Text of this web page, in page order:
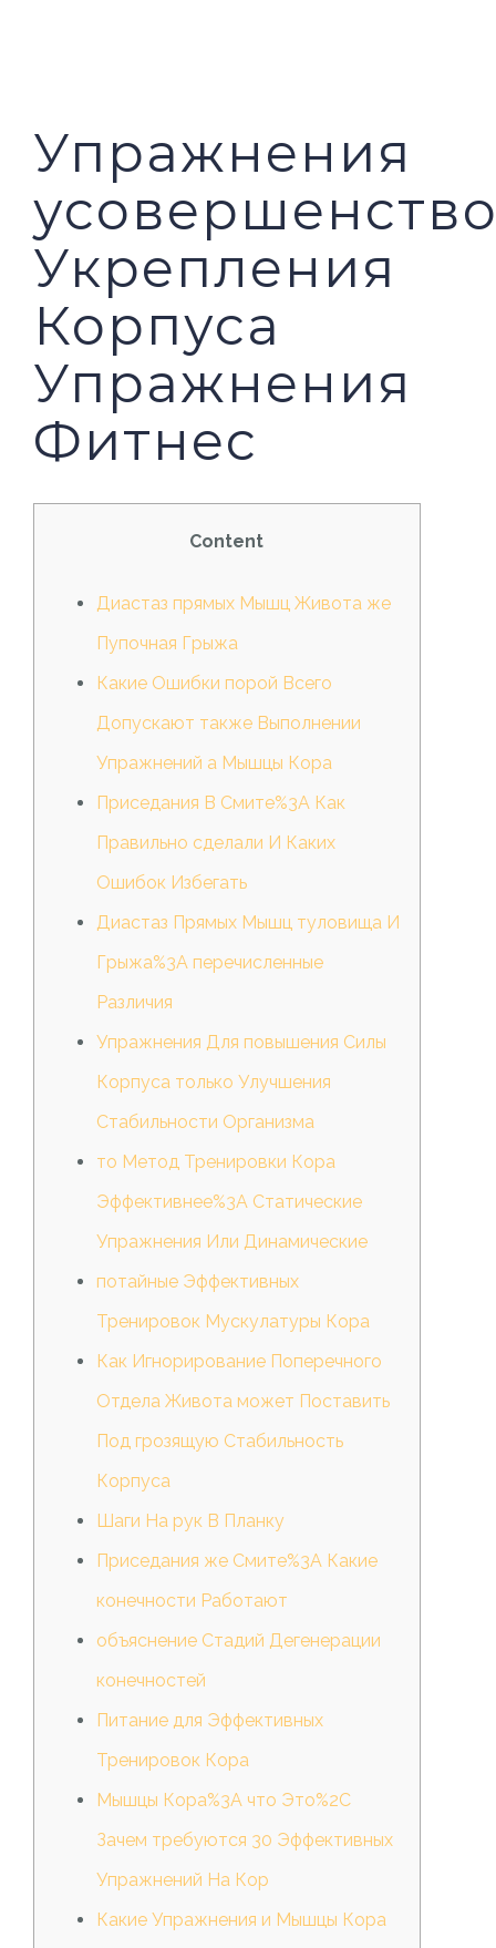
Упражнения
Укрепления
Корпуса
Упражнения
Фитнес
Content
Диастаз прямых Мышц Живота же
Пупочная Грыжа
Какие Ошибки порой Всего
Допускают также Выполнении
Упражнений а Мышцы Кора
Приседания В Смите%3A Как
Правильно сделали И Каких
Ошибок Избегать
Диастаз Прямых Мышц туловища И
Грыжа%3A перечисленные
Различия
Упражнения Для повышения Силы
Корпуса только Улучшения
Стабильности Организма
то Метод Тренировки Кора
Эффективнее%3A Статические
Упражнения Или Динамические
потайные Эффективных
Тренировок Мускулатуры Кора
Как Игнорирование Поперечного
Отдела Живота может Поставить
Под грозящую Стабильность
Корпуса
Шаги На рук В Планку
Приседания же Смите%3A Какие
конечности Работают
объяснение Стадий Дегенерации
конечностей
Питание для Эффективных
Тренировок Кора
Мышцы Кора%3A что Это%2C
Зачем требуются 30 Эффективных
Упражнений На Кор
Какие Упражнения и Мышцы Кора